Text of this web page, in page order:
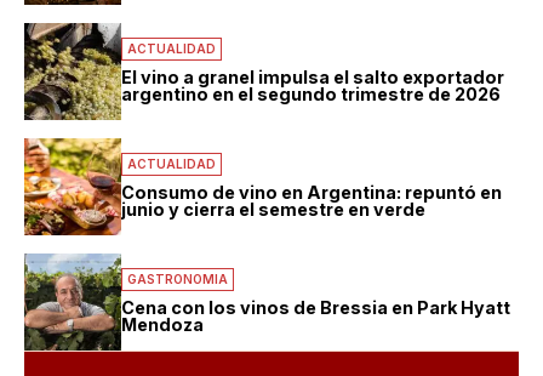
ACTUALIDAD
El vino a granel impulsa el salto exportador
argentino en el segundo trimestre de 2026
ACTUALIDAD
Consumo de vino en Argentina: repuntó en
junio y cierra el semestre en verde
GASTRONOMIA
Cena con los vinos de Bressia en Park Hyatt
Mendoza